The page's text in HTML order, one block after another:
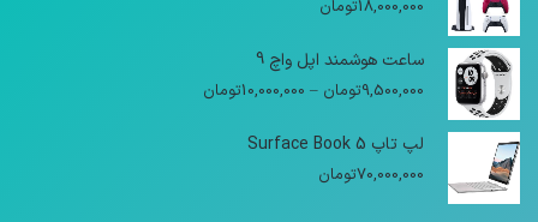
18,000,000تومان
ساعت هوشمند اپل واچ 9
9,500,000تومان –
10,000,000تومان
لپ تاپ Surface Book 5
70,000,000تومان